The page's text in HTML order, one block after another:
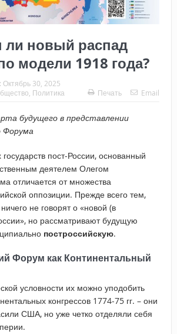
ли новый распад
модели 1918 года?
Октябрь 30, 2025
Политика Печать Email
будущего в представлении
Форума
пост-России, основанный
деятелем Олегом
отличается от множества
оппозиции. Прежде всего тем,
не говорят о «новой (в
но рассматривают будущую
построссийскую.
Форум как Континентальный
условности их можно уподобить
конгрессов 1774-75 гг. – они
США, но уже четко отделяли себя